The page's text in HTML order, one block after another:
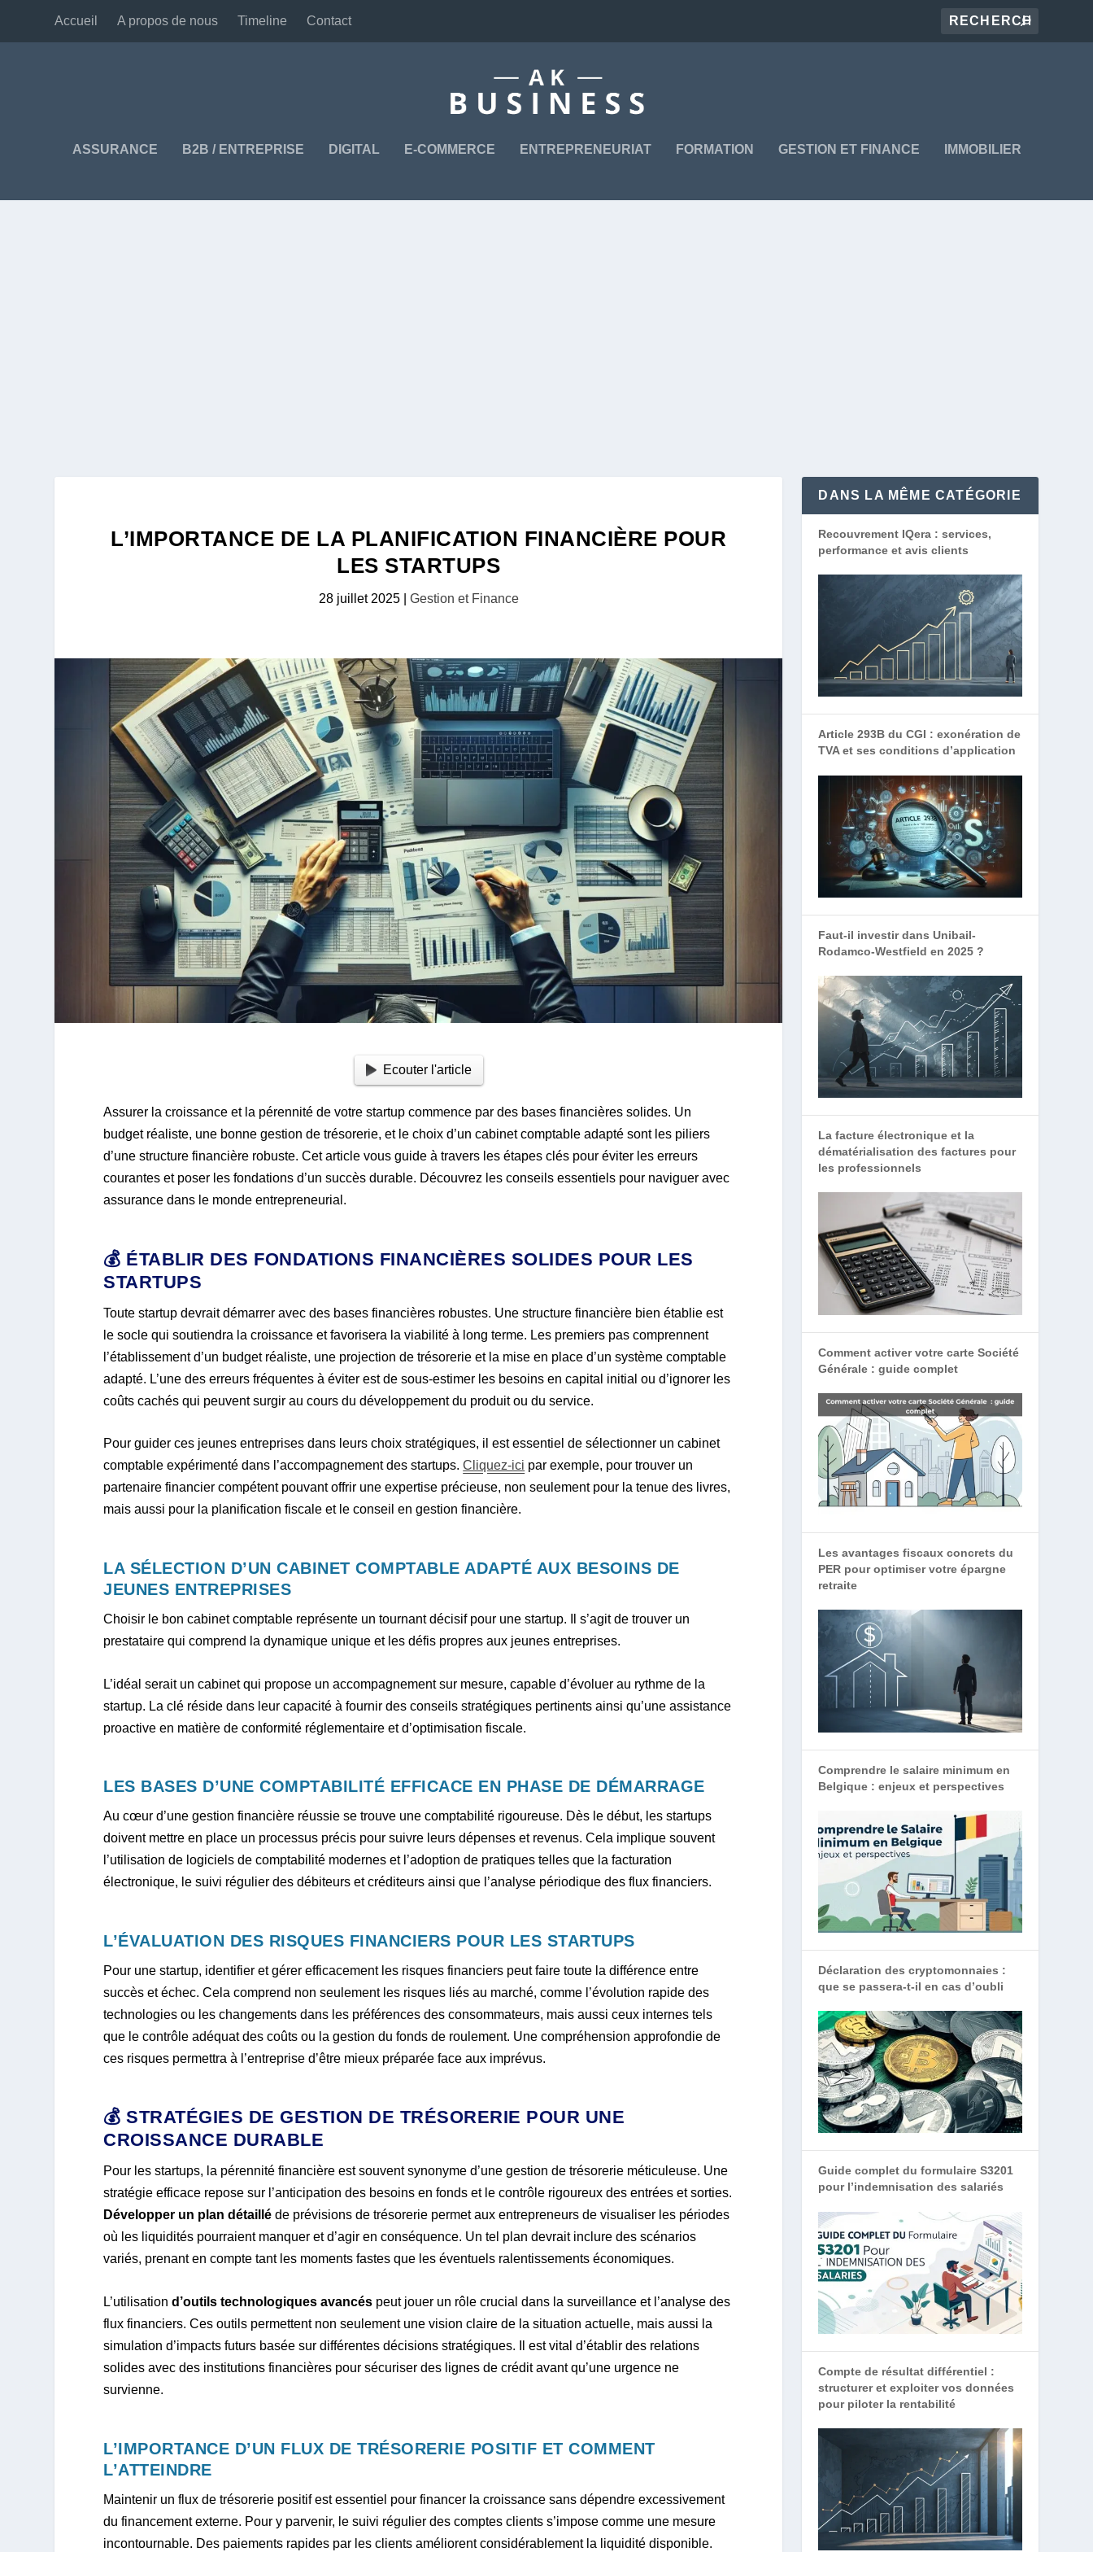
Accueil A propos de nous Timeline Contact
ASSURANCE B2B / ENTREPRISE DIGITAL E-COMMERCE ENTREPRENEURIAT FORMATION GESTION ET FINANCE IMMOBILIER
L’IMPORTANCE DE LA PLANIFICATION FINANCIÈRE POUR
LES STARTUPS
28 juillet 2025| Gestion et Finance
Ecouter l'article
Assurer la croissance et la pérennité de votre startup commence par des bases financières solides. Un
budget réaliste, une bonne gestion de trésorerie, et le choix d’un cabinet comptable adapté sont les piliers
d’une structure financière robuste. Cet article vous guide à travers les étapes clés pour éviter les erreurs
courantes et poser les fondations d’un succès durable. Découvrez les conseils essentiels pour naviguer avec
assurance dans le monde entrepreneurial.
💰 ÉTABLIR DES FONDATIONS FINANCIÈRES SOLIDES POUR LES
STARTUPS
Toute startup devrait démarrer avec des bases financières robustes. Une structure financière bien établie est
le socle qui soutiendra la croissance et favorisera la viabilité à long terme. Les premiers pas comprennent
l’établissement d’un budget réaliste, une projection de trésorerie et la mise en place d’un système comptable
adapté. L’une des erreurs fréquentes à éviter est de sous-estimer les besoins en capital initial ou d’ignorer les
coûts cachés qui peuvent surgir au cours du développement du produit ou du service.
Pour guider ces jeunes entreprises dans leurs choix stratégiques, il est essentiel de sélectionner un cabinet
comptable expérimenté dans l’accompagnement des startups.Cliquez-ici par exemple, pour trouver un
partenaire financier compétent pouvant offrir une expertise précieuse, non seulement pour la tenue des livres,
mais aussi pour la planification fiscale et le conseil en gestion financière.
LA SÉLECTION D’UN CABINET COMPTABLE ADAPTÉ AUX BESOINS DE
JEUNES ENTREPRISES
Choisir le bon cabinet comptable représente un tournant décisif pour une startup. Il s’agit de trouver un
prestataire qui comprend la dynamique unique et les défis propres aux jeunes entreprises.
L’idéal serait un cabinet qui propose un accompagnement sur mesure, capable d’évoluer au rythme de la
startup. La clé réside dans leur capacité à fournir des conseils stratégiques pertinents ainsi qu’une assistance
proactive en matière de conformité réglementaire et d’optimisation fiscale.
LES BASES D’UNE COMPTABILITÉ EFFICACE EN PHASE DE DÉMARRAGE
Au cœur d’une gestion financière réussie se trouve une comptabilité rigoureuse. Dès le début, les startups
doivent mettre en place un processus précis pour suivre leurs dépenses et revenus. Cela implique souvent
l’utilisation de logiciels de comptabilité modernes et l’adoption de pratiques telles que la facturation
électronique, le suivi régulier des débiteurs et créditeurs ainsi que l’analyse périodique des flux financiers.
L’ÉVALUATION DES RISQUES FINANCIERS POUR LES STARTUPS
Pour une startup, identifier et gérer efficacement les risques financiers peut faire toute la différence entre
succès et échec. Cela comprend non seulement les risques liés au marché, comme l’évolution rapide des
technologies ou les changements dans les préférences des consommateurs, mais aussi ceux internes tels
que le contrôle adéquat des coûts ou la gestion du fonds de roulement. Une compréhension approfondie de
ces risques permettra à l’entreprise d’être mieux préparée face aux imprévus.
💰 STRATÉGIES DE GESTION DE TRÉSORERIE POUR UNE
CROISSANCE DURABLE
Pour les startups, la pérennité financière est souvent synonyme d’une gestion de trésorerie méticuleuse. Une
stratégie efficace repose sur l’anticipation des besoins en fonds et le contrôle rigoureux des entrées et sorties.
Développer un plan détaillé de prévisions de trésorerie permet aux entrepreneurs de visualiser les périodes
où les liquidités pourraient manquer et d’agir en conséquence. Un tel plan devrait inclure des scénarios
variés, prenant en compte tant les moments fastes que les éventuels ralentissements économiques.
L’utilisationd’outils technologiques avancés peut jouer un rôle crucial dans la surveillance et l’analyse des
flux financiers. Ces outils permettent non seulement une vision claire de la situation actuelle, mais aussi la
simulation d’impacts futurs basée sur différentes décisions stratégiques. Il est vital d’établir des relations
solides avec des institutions financières pour sécuriser des lignes de crédit avant qu’une urgence ne
survienne.
L’IMPORTANCE D’UN FLUX DE TRÉSORERIE POSITIF ET COMMENT
L’ATTEINDRE
Maintenir un flux de trésorerie positif est essentiel pour financer la croissance sans dépendre excessivement
du financement externe. Pour y parvenir, le suivi régulier des comptes clients s’impose comme une mesure
incontournable. Des paiements rapides par les clients améliorent considérablement la liquidité disponible.
DANS LA MÊME CATÉGORIE
Recouvrement IQera : services,
performance et avis clients
Article 293B du CGI : exonération de
TVA et ses conditions d’application
Faut-il investir dans Unibail-
Rodamco-Westfield en 2025 ?
La facture électronique et la
dématérialisation des factures pour
les professionnels
Comment activer votre carte Société
Générale : guide complet
Les avantages fiscaux concrets du
PER pour optimiser votre épargne
retraite
Comprendre le salaire minimum en
Belgique : enjeux et perspectives
Déclaration des cryptomonnaies :
que se passera-t-il en cas d’oubli
Guide complet du formulaire S3201
pour l’indemnisation des salariés
Compte de résultat différentiel :
structurer et exploiter vos données
pour piloter la rentabilité